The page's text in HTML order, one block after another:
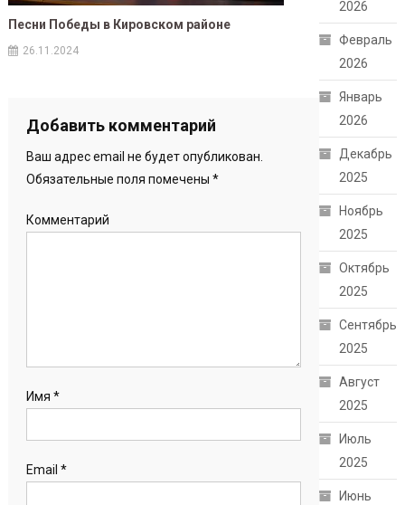
Песни Победы в Кировском районе
26.11.2024
Добавить комментарий
Ваш адрес email не будет опубликован.
Обязательные поля помечены *
Комментарий
Имя *
Email *
2026
Февраль
2026
Январь
2026
Декабрь
2025
Ноябрь
2025
Октябрь
2025
Сентябрь
2025
Август
2025
Июль
2025
Июнь